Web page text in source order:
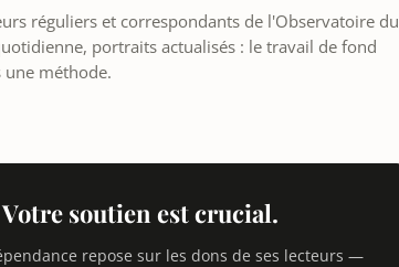
réguliers et correspondants de l'Observatoire du
portraits actualisés : le travail de fond
méthode.
soutien est crucial.
repose sur les dons de ses lecteurs —